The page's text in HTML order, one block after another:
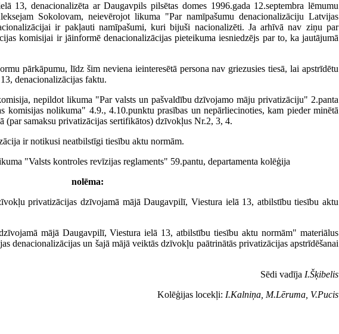
13, denacionalizēta ar Daugavpils pilsētas domes 1996.gada 12.septembra lēmumu
Sokolovam, neievērojot likuma "Par namīpašumu denacionalizāciju Latvijas
ir pakļauti namīpašumi, kuri bijuši nacionalizēti. Ja arhīvā nav ziņu par
komisijai ir jāinformē denacionalizācijas pieteikuma iesniedzējs par to, ka jautājumā
pārkāpumu, līdz šim neviena ieinteresētā persona nav griezusies tiesā, lai apstrīdētu
denacionalizācijas faktu.
nepildot likuma "Par valsts un pašvaldību dzīvojamo māju privatizāciju" 2.panta
komisijas nolikuma" 4.9., 4.10.punktu prasības un nepārliecinoties, kam pieder minētā
(par samaksu privatizācijas sertifikātos) dzīvokļus Nr.2, 3, 4.
ir notikusi neatbilstīgi tiesību aktu normām.
"Valsts kontroles revīzijas reglaments" 59.pantu, departamenta kolēģija
nolēma:
privatizācijas dzīvojamā mājā Daugavpilī, Viestura ielā 13, atbilstību tiesību aktu
mājā Daugavpilī, Viestura ielā 13, atbilstību tiesību aktu normām" materiālus
denacionalizācijas un šajā mājā veiktās dzīvokļu paātrinātās privatizācijas apstrīdēšanai
Sēdi vadīja I.Šķibelis
Kolēģijas locekļi: I.Kalniņa, M.Lēruma, V.Pucis